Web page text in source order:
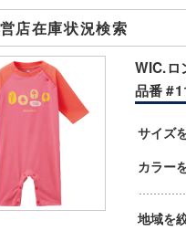
店在庫状況検索
WIC.ロ
品番
サイズ
カラー
地域を